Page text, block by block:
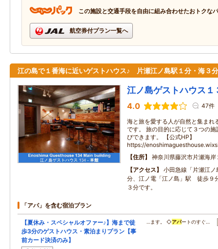
この施設と交通手段を自由に組み合わせたおトクな
航空券付プラン一覧へ
江の島で１番海に近いゲストハウス♪ 片瀬江ノ島駅１分・海３
江ノ島ゲストハウス１
4.0 47件
海と旅を愛する人が自然と集まれ
です。 旅の目的に応じて３つの
びできます。 【公式HP】
https://
住所
神奈川県藤沢市片瀬海
アクセス
小田急線「片瀬江
分、江ノ電「江ノ島」駅 徒歩
３分です。
「アパ」を含む宿泊プラン
【夏休み・スペシャルオファー♪】海まで徒
歩3分のゲストハウス・素泊まりプラン【事
前カード決済のみ】
…ます。 ◇アパートのすぐ…